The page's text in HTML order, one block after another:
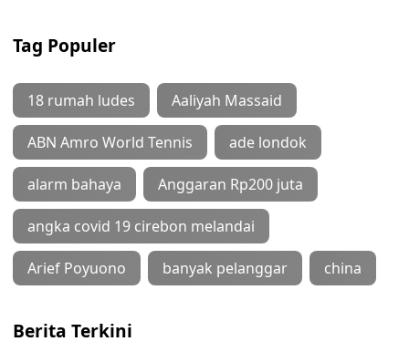
Tag Populer
18 rumah ludes Aaliyah Massaid
ABN Amro World Tennis ade londok
alarm bahaya Anggaran Rp200 juta
angka covid 19 cirebon melandai
Arief Poyuono banyak pelanggar china
Berita Terkini